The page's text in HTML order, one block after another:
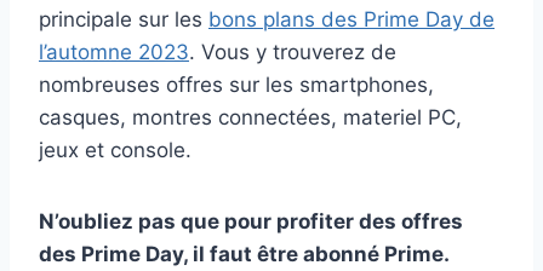
principale sur les bons plans des Prime Day de
l’automne 2023. Vous y trouverez de
nombreuses offres sur les smartphones,
casques, montres connectées, materiel PC,
jeux et console.
N’oubliez pas que pour profiter des offres
des Prime Day, il faut être abonné Prime.